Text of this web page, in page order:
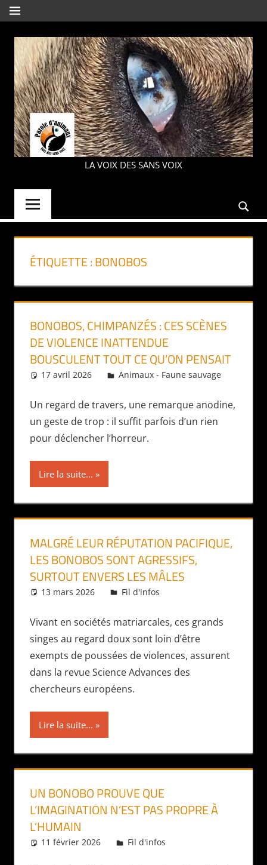
Aller
au
contenu
MENU
PAROLE
LA VOIX DES SANS VOIX
ÉTIQUETTE :BONOBOS
BONOBOS, CHIMPANZÉS : CES SCÈNES
DE VIOLENCE INATTENDUE
BOUSCULENT TOUT CE QU’ON PENSAIT
17 avril 2026 Daniel
Animaux - Faune sauvage
Un regard de travers, une remarque anodine,
un geste de trop : il suffit parfois d’un rien
pour déclencher l’horreur.
Lire la suite...
MALGRÉ LEUR RÉPUTATION PACIFIQUE,
LES BONOBOS SONT AGRESSIFS,
SURTOUT ENVERS LES MÂLES
13 mars 2026 Daniel
Fil d'infos
Vivant en sociétés matriarcales, ces grands
singes au regard doux sont loin d’être
exempts de poussées de violences, assurent
dans la revue Science Advances des
chercheurs européens.
Lire la suite...
UN BONOBO PROUVE QUE
L’IMAGINATION N’EST PAS PROPRE À
L’HUMAIN
11 février 2026 Daniel
Fil d'infos